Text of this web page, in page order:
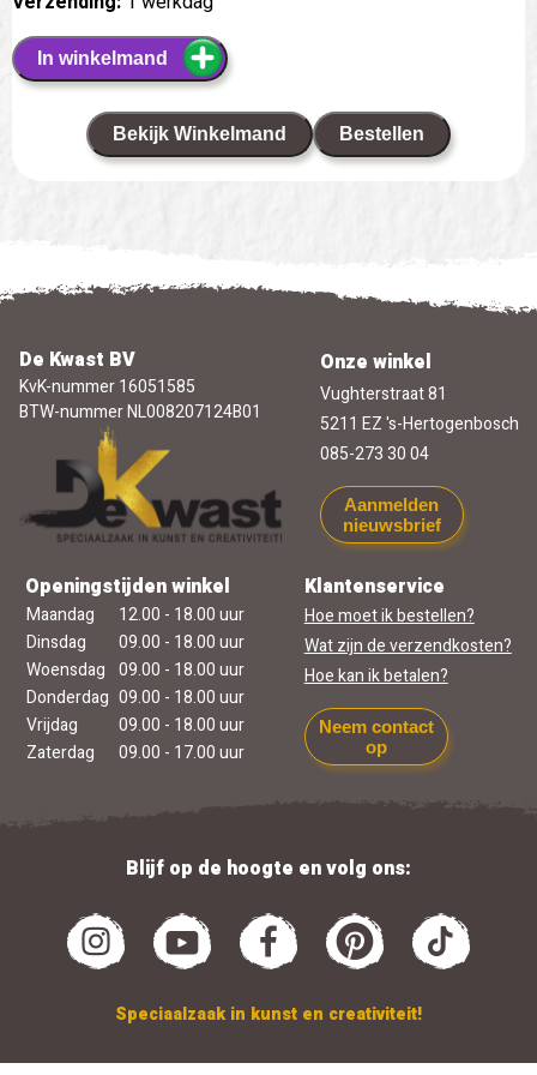
In winkelmand
Bekijk Winkelmand Bestellen
De Kwast BV
KvK-nummer 16051585
BTW-nummer NL008207124B01
Onze winkel
Vughterstraat 81
5211 EZ 's-Hertogenbosch
085-273 30 04
Aanmelden
nieuwsbrief
Openingstijden winkel
Maandag
12.00 - 18.00 uur
Dinsdag
09.00 - 18.00 uur
Woensdag 09.00 - 18.00 uur
Donderdag 09.00 - 18.00 uur
Vrijdag
09.00 - 18.00 uur
Zaterdag
09.00 - 17.00 uur
Klantenservice
Hoe moet ik bestellen?
Wat zijn de verzendkosten?
Hoe kan ik betalen?
Neem contact
op
Blijf op de hoogte en volg ons:
Speciaalzaak in kunst en creativiteit!